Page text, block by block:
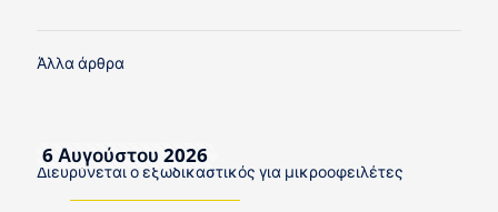
Άλλα άρθρα
6 Αυγούστου 2026
Διευρύνεται ο εξωδικαστικός για μικροοφειλέτες